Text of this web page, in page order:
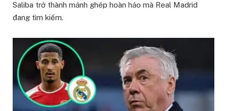
Saliba trở thành mảnh ghép hoàn hảo mà Real Madrid
đang tìm kiếm.